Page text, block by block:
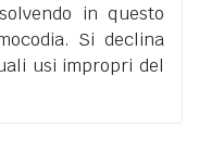
in questo
Si declina
usi impropri del